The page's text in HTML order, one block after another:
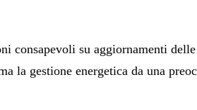
consapevoli su aggiornamenti
la gestione energetica da una